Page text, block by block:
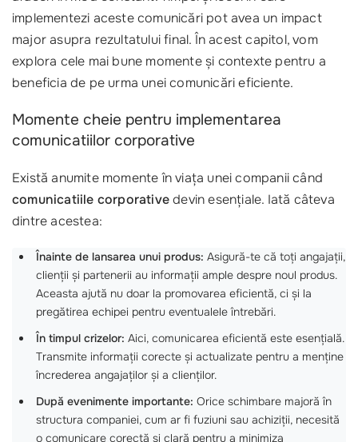
implementezi aceste comunicări pot avea un impact
major asupra rezultatului final. În acest capitol, vom
explora cele mai bune momente și contexte pentru a
beneficia de pe urma unei comunicări eficiente.
Momente cheie pentru implementarea
comunicatiilor corporative
Există anumite momente în viața unei companii când
comunicatiile corporativedevin esențiale. Iată câteva
dintre acestea:
Înainte de lansarea unui produs: Asigură-te că toți angajații,
clienții și partenerii au informații ample despre noul produs.
Aceasta ajută nu doar la promovarea eficientă, ci și la
pregătirea echipei pentru eventualele întrebări.
În timpul crizelor: Aici, comunicarea eficientă este esențială.
Transmite informații corecte și actualizate pentru a menține
încrederea angajaților și a clienților.
După evenimente importante: Orice schimbare majoră în
structura companiei, cum ar fi fuziuni sau achiziții, necesită
o comunicare corectă și clară pentru a minimiza